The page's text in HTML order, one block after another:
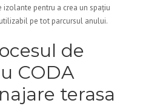
pentru a crea un spațiu
pe tot parcursul anului.
de
CODA
terasa